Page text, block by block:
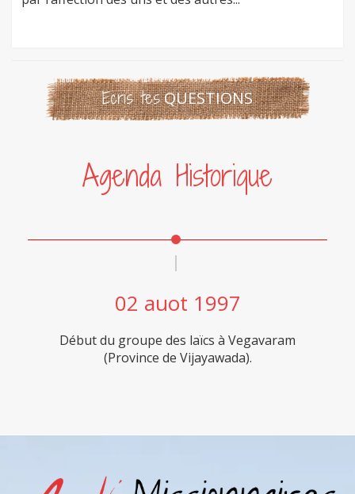
Ecris tesQUESTIONS
Agenda Historique
02 auot 1997
Début du groupe des laïcs à Vegavaram
(Province de Vijayawada).